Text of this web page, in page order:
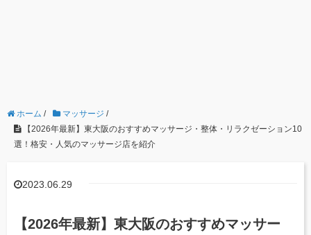
ホーム / マッサージ /
【2026年最新】東大阪のおすすめマッサージ・整体・リラクゼーション10
選！格安・人気のマッサージ店を紹介
2023.06.29
【2026年最新】東大阪のおすすめマッサー